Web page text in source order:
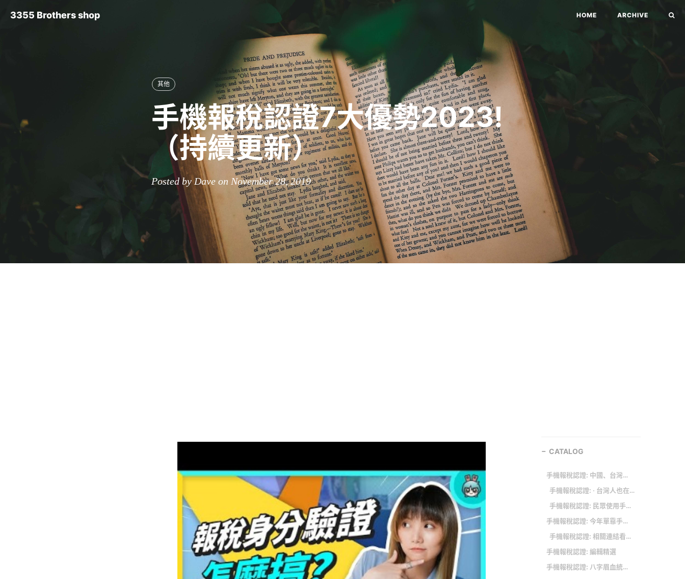
3355 Brothers shop HOME ARCHIVE
其他
手機報稅認證7大優勢2023!
（持續更新）
Posted by Dave on November 28, 2019
CATALOG
手機報稅認證: 中國、台灣分開並列 習近平未糾正引議
手機報稅認證: ‧ 台灣人也在搶鹽巴！他直擊全聯「2人狂搬30包」 貨架空蕩蕩照片曝
手機報稅認證: 民眾使用手機報稅比重破3成 財部將研議手機報稅4.0
手機報稅認證: 今年單靠手機，5步驟就能搞定報稅！但有「這幾項需求」者不適用
手機報稅認證: 相關連結看更多
手機報稅認證: 編輯精選
手機報稅認證: 八字眉血統認證 高雄祖父母節「祖孫金像獎」出爐